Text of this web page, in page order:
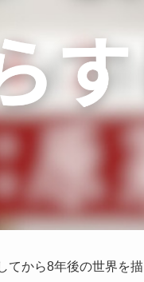
から8年後の世界を